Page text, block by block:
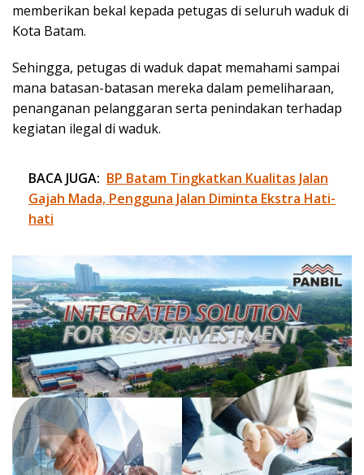
memberikan bekal kepada petugas di seluruh waduk di
Kota Batam.
Sehingga, petugas di waduk dapat memahami sampai
mana batasan-batasan mereka dalam pemeliharaan,
penanganan pelanggaran serta penindakan terhadap
kegiatan ilegal di waduk.
BACA JUGA: BP Batam Tingkatkan Kualitas Jalan
Gajah Mada, Pengguna Jalan Diminta Ekstra Hati-
hati